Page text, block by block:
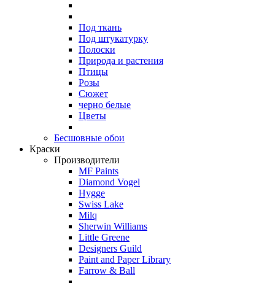
Под ткань
Под штукатурку
Полоски
Природа и растения
Птицы
Розы
Сюжет
черно белые
Цветы
Бесшовные обои
Краски
Производители
MF Paints
Diamond Vogel
Hygge
Swiss Lake
Milq
Sherwin Williams
Little Greene
Designers Guild
Paint and Paper Library
Farrow & Ball